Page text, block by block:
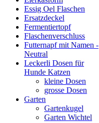
Essig Oel Flaschen
Ersatzdeckel
Fermentiertopf
Flaschenverschluss
Futternapf mit Namen -
Neutral
Leckerli Dosen für
Hunde Katzen
kleine Dosen
grosse Dosen
Garten
Gartenkugel
Garten Wichtel